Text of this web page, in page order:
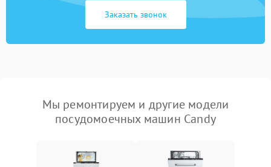
Заказать звонок
Мы ремонтируем и другие модели
посудомоечных машин Candy